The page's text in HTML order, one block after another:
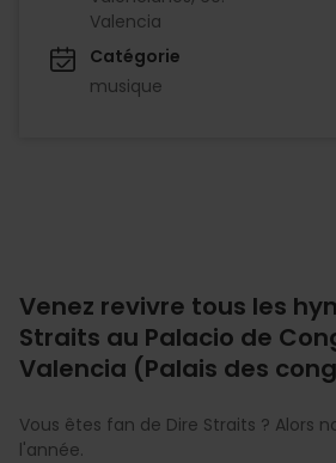
Valencia
Catégorie
musique
Venez revivre tous les
Straits au Palacio de
Valencia (Palais des
Vous êtes fan de Dire Straits ? Alors
l'année.